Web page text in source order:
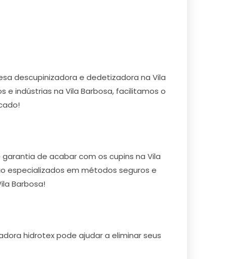
descupinizadora e dedetizadora na Vila
e indústrias na Vila Barbosa, facilitamos o
de acabar com os cupins na Vila
especializados em métodos seguros e
Barbosa!
hidrotex pode ajudar a eliminar seus